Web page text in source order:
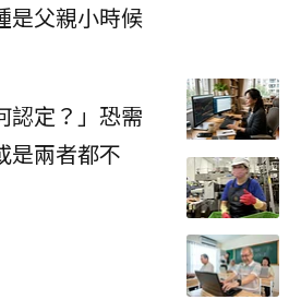
是父親小時候
認定？」恐需
是兩者都不